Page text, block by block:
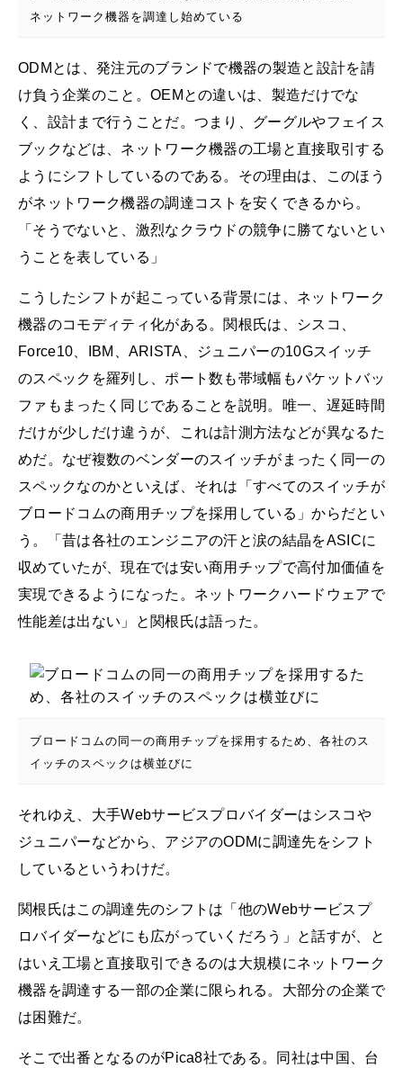
ネットワーク機器を調達し始めている
ODMとは、発注元のブランドで機器の製造と設計を請
け負う企業のこと。OEMとの違いは、製造だけでな
く、設計まで行うことだ。つまり、グーグルやフェイス
ブックなどは、ネットワーク機器の工場と直接取引する
ようにシフトしているのである。その理由は、このほう
がネットワーク機器の調達コストを安くできるから。
「そうでないと、激烈なクラウドの競争に勝てないとい
うことを表している」
こうしたシフトが起こっている背景には、ネットワーク
機器のコモディティ化がある。関根氏は、シスコ、
Force10、IBM、ARISTA、ジュニパーの10Gスイッチ
のスペックを羅列し、ポート数も帯域幅もパケットバッ
ファもまったく同じであることを説明。唯一、遅延時間
だけが少しだけ違うが、これは計測方法などが異なるた
めだ。なぜ複数のベンダーのスイッチがまったく同一の
スペックなのかといえば、それは「すべてのスイッチが
ブロードコムの商用チップを採用している」からだとい
う。「昔は各社のエンジニアの汗と涙の結晶をASICに
収めていたが、現在では安い商用チップで高付加価値を
実現できるようになった。ネットワークハードウェアで
性能差は出ない」と関根氏は語った。
ブロードコムの同一の商用チップを採用するため、各社のス
イッチのスペックは横並びに
それゆえ、大手Webサービスプロバイダーはシスコや
ジュニパーなどから、アジアのODMに調達先をシフト
しているというわけだ。
関根氏はこの調達先のシフトは「他のWebサービスプ
ロバイダーなどにも広がっていくだろう」と話すが、と
はいえ工場と直接取引できるのは大規模にネットワーク
機器を調達する一部の企業に限られる。大部分の企業で
は困難だ。
そこで出番となるのがPica8社である。同社は中国、台